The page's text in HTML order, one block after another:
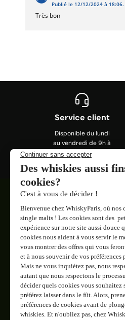
Publié le 12/12/2024 à 18:06.
Très bon
Service client
Disponible du lundi
au vendredi de 9h à
13h et 14h à 17h. 09
72 27 83 25